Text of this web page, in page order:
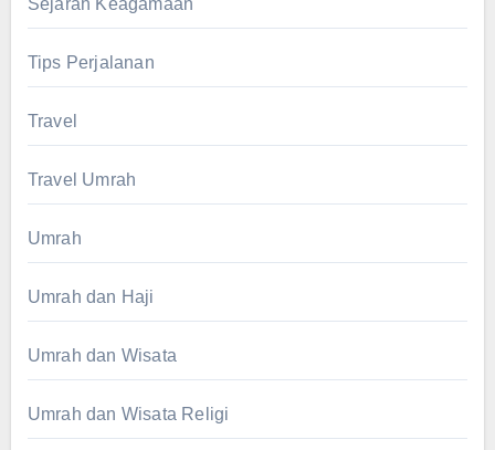
Tips Perjalanan
Travel
Travel Umrah
Umrah
Umrah dan Haji
Umrah dan Wisata
Umrah dan Wisata Religi